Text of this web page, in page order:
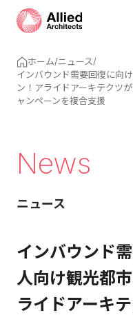
ホーム/ニュース/
インバウンド需要回復に向
ン！アライドアーキテクツ
ャンペーンを複合支援
News
ニュース
インバウンド
人向け観光都
ライドアーキ